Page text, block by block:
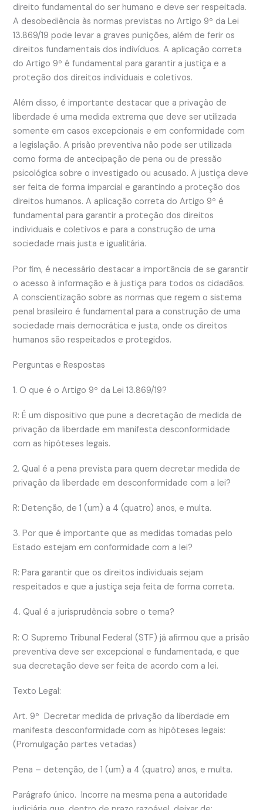
direito fundamental do ser humano e deve ser respeitada.
A desobediência às normas previstas no Artigo 9º da Lei
13.869/19 pode levar a graves punições, além de ferir os
direitos fundamentais dos indivíduos. A aplicação correta
do Artigo 9º é fundamental para garantir a justiça e a
proteção dos direitos individuais e coletivos.
Além disso, é importante destacar que a privação de
liberdade é uma medida extrema que deve ser utilizada
somente em casos excepcionais e em conformidade com
a legislação. A prisão preventiva não pode ser utilizada
como forma de antecipação de pena ou de pressão
psicológica sobre o investigado ou acusado. A justiça deve
ser feita de forma imparcial e garantindo a proteção dos
direitos humanos. A aplicação correta do Artigo 9º é
fundamental para garantir a proteção dos direitos
individuais e coletivos e para a construção de uma
sociedade mais justa e igualitária.
Por fim, é necessário destacar a importância de se garantir
o acesso à informação e à justiça para todos os cidadãos.
A conscientização sobre as normas que regem o sistema
penal brasileiro é fundamental para a construção de uma
sociedade mais democrática e justa, onde os direitos
humanos são respeitados e protegidos.
Perguntas e Respostas
1. O que é o Artigo 9º da Lei 13.869/19?
R: É um dispositivo que pune a decretação de medida de
privação da liberdade em manifesta desconformidade
com as hipóteses legais.
2. Qual é a pena prevista para quem decretar medida de
privação da liberdade em desconformidade com a lei?
R: Detenção, de 1 (um) a 4 (quatro) anos, e multa.
3. Por que é importante que as medidas tomadas pelo
Estado estejam em conformidade com a lei?
R: Para garantir que os direitos individuais sejam
respeitados e que a justiça seja feita de forma correta.
4. Qual é a jurisprudência sobre o tema?
R: O Supremo Tribunal Federal (STF) já afirmou que a prisão
preventiva deve ser excepcional e fundamentada, e que
sua decretação deve ser feita de acordo com a lei.
Texto Legal:
Art. 9º Decretar medida de privação da liberdade em
manifesta desconformidade com as hipóteses legais:
(Promulgação partes vetadas)
Pena – detenção, de 1 (um) a 4 (quatro) anos, e multa.
Parágrafo único. Incorre na mesma pena a autoridade